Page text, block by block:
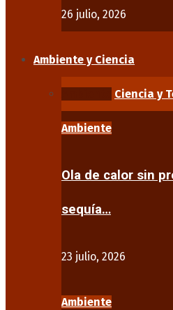
26 julio, 2026
Ambiente y Ciencia
Ciencia y
Ambiente
Ola de calor sin
sequía…
23 julio, 2026
Ambiente